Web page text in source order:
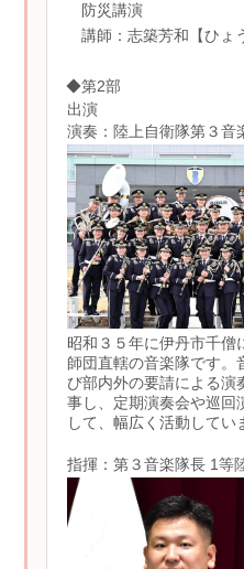
防災講演
講師：志築芳和【ひょ
◆第2部
出演
演奏：陸上自衛隊第３音
昭和３５年に伊丹市千僧
師団直轄の音楽隊です。
び部内外の要請による演
事し、定期演奏会や巡回
して、幅広く活動してい
指揮：第３音楽隊長 1